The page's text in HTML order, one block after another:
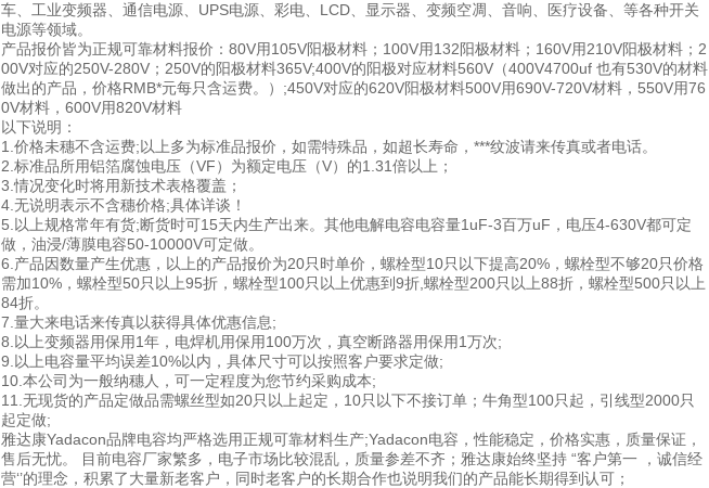
车、工业变频器、通信电源、UPS电源、彩电、LCD、显示器、变频空凋、音响、医疗设备、等各种开关
电源等领域。
产品报价皆为正规可靠材料报价：80V用105V阳极材料；100V用132阳极材料；160V用210V阳极材料；2
00V对应的250V-280V；250V的阳极材料365V;400V的阳极对应材料560V（400V4700uf 也有530V的材料
做出的产品，价格RMB*元每只含运费。）;450V对应的620V阳极材料500V用690V-720V材料，550V用76
0V材料，600V用820V材料
以下说明：
1.价格未穗不含运费;以上多为标准品报价，如需特殊品，如超长寿命，***纹波请来传真或者电话。
2.标准品所用铝箔腐蚀电压（VF）为额定电压（V）的1.31倍以上；
3.情况变化时将用新技术表格覆盖；
4.无说明表示不含穗价格;具体详谈！
5.以上规格常年有货;断货时可15天内生产出来。其他电解电容电容量1uF-3百万uF，电压4-630V都可定
做，油浸/薄膜电容50-10000V可定做。
6.产品因数量产生优惠，以上的产品报价为20只时单价，螺栓型10只以下提高20%，螺栓型不够20只价格
需加10%，螺栓型50只以上95折，螺栓型100只以上优惠到9折,螺栓型200只以上88折，螺栓型500只以上
84折。
7.量大来电话来传真以获得具体优惠信息;
8.以上变频器用保用1年，电焊机用保用100万次，真空断路器用保用1万次;
9.以上电容量平均误差10%以内，具体尺寸可以按照客户要求定做;
10.本公司为一般纳穗人，可一定程度为您节约采购成本;
11.无现货的产品定做品需螺丝型如20只以上起定，10只以下不接订单；牛角型100只起，引线型2000只
起定做;
雅达康Yadacon品牌电容均严格选用正规可靠材料生产;Yadacon电容，性能稳定，价格实惠，质量保证，
售后无忧。 目前电容厂家繁多，电子市场比较混乱，质量参差不齐；雅达康始终坚持 “客户第一 ，诚信经
营‘’的理念，积累了大量新老客户，同时老客户的长期合作也说明我们的产品能长期得到认可；